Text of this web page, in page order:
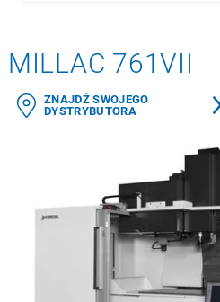
MILLAC 761VII
ZNAJDŹ SWOJEGO
DYSTRYBUTORA